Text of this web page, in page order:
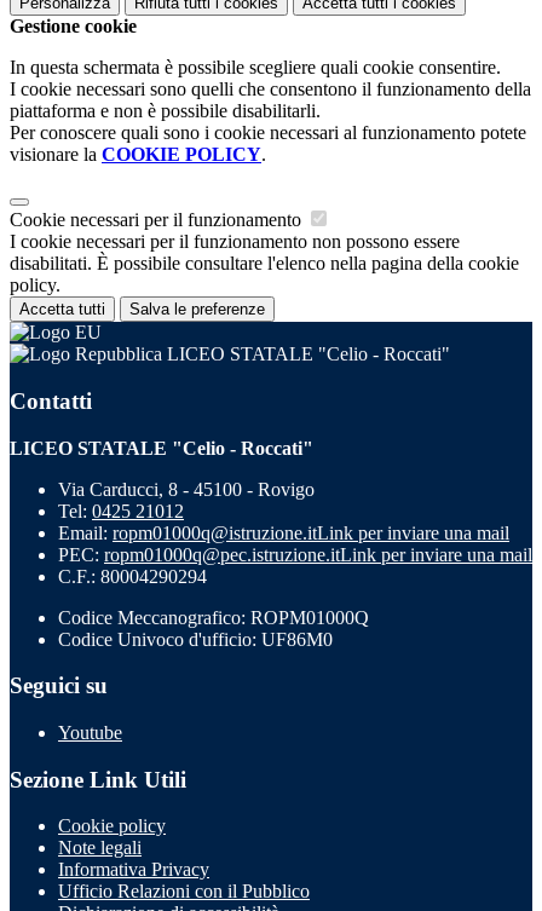
Gestione cookie
In questa schermata è possibile scegliere quali cookie consentire.
I cookie necessari sono quelli che consentono il funzionamento della
piattaforma e non è possibile disabilitarli.
Per conoscere quali sono i cookie necessari al funzionamento potete
visionare la COOKIE POLICY.
Cookie necessari per il funzionamento
I cookie necessari per il funzionamento non possono essere
disabilitati. È possibile consultare l'elenco nella pagina della cookie
policy.
Accetta tutti Salva le preferenze
LICEO STATALE "Celio - Roccati"
Contatti
LICEO STATALE "Celio - Roccati"
Via Carducci, 8 - 45100 - Rovigo
Tel: 0425 21012
Email: ropm01000q@istruzione.itLink per inviare una mail
PEC: ropm01000q@pec.istruzione.itLink per inviare una mail
C.F.: 80004290294
Codice Meccanografico: ROPM01000Q
Codice Univoco d'ufficio: UF86M0
Seguici su
Youtube
Sezione Link Utili
Cookie policy
Note legali
Informativa Privacy
Ufficio Relazioni con il Pubblico